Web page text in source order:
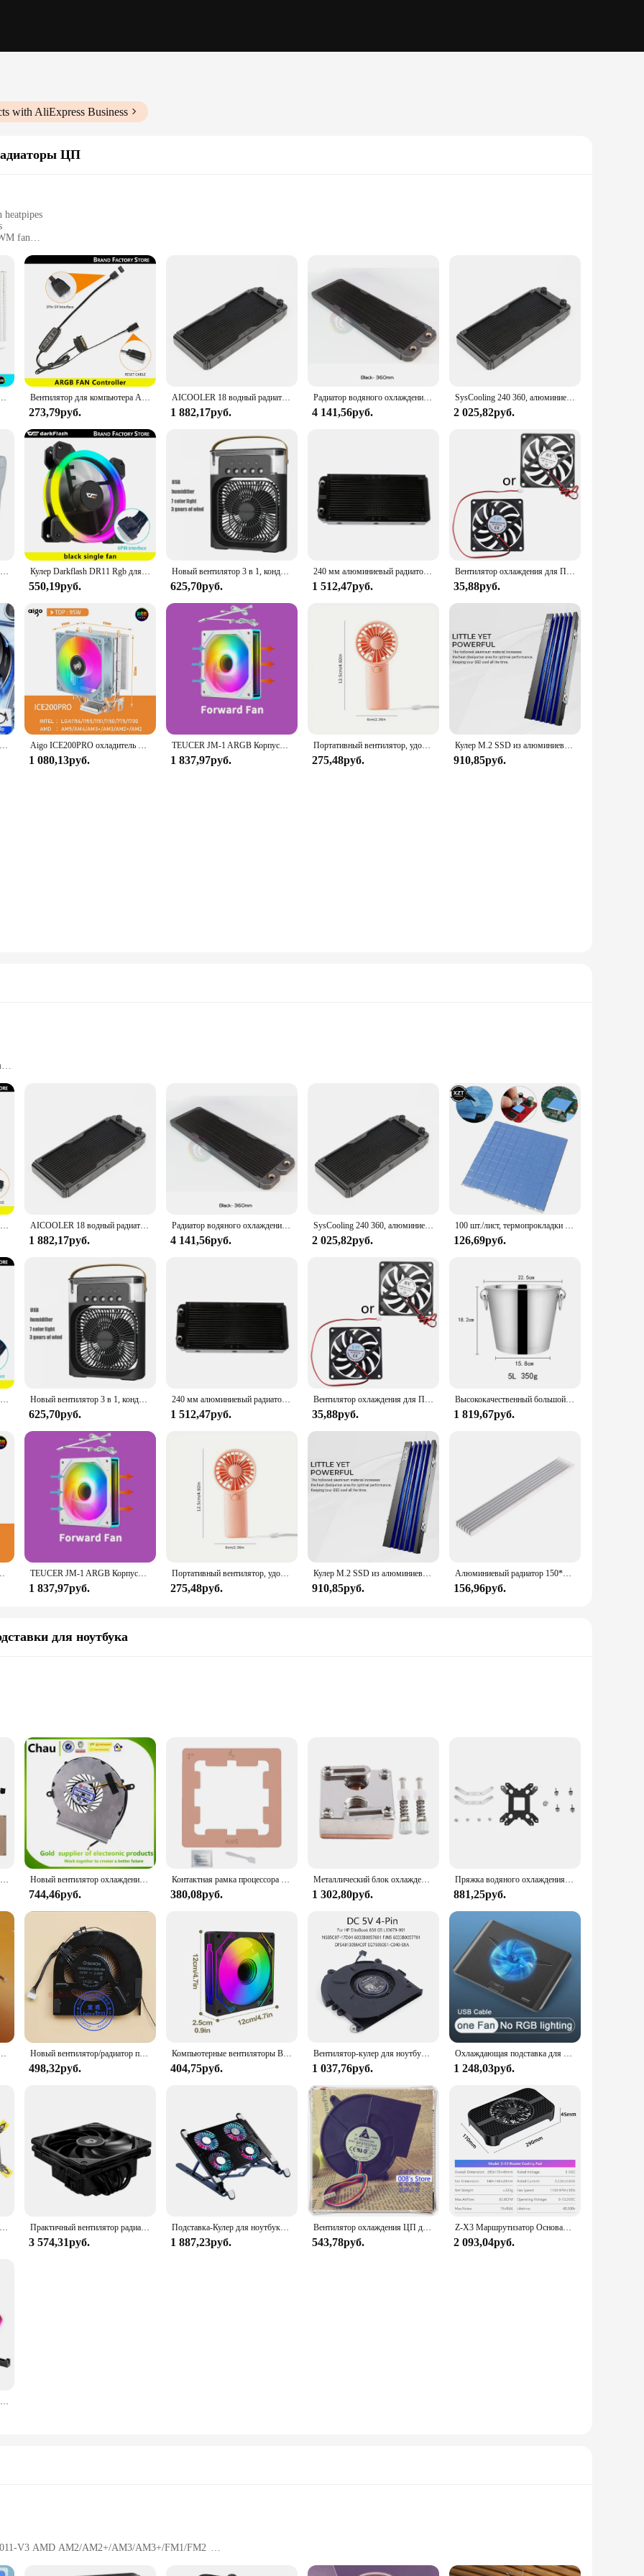
with AliExpress Business
ЦП
fan
unparalleled cooling performance for your high-performance CPUs. Its sleek, low-profile design ensures compatibility with a variety of
dissipation. The cooler's 92mm PWM fan operates at low noise levels, making it an ideal choice for quiet computing environments.
this cooler is designed to keep your CPU running cool and stable.
set of mounting brackets, making it easy to install on a wide range of CPU sockets. This versatility ensures that it can be used with
The cooler's lightweight design also contributes to its ease of installation, allowing you to upgrade your system without the need for
CPU Cooler is built to last. Its robust design withstands the rigors of heavy use, ensuring that your CPU remains protected from
heat transfer, preventing thermal throttling and prolonging the lifespan of your CPU. This cooler is not just about performance; it's
both personal and professional use.
4 контакта, 150 Вт, для Intel LGA 1150 1151 1155 1200 1366 X79 X99 AM3 AM4, вентилятор Вентилятор для компьютера Aigo Z12, 120 мм, Rgb, 4 контакта
273,79руб.
AICOOLER 18 водный радиатор водяного охлаждения 240 360 480 алюминиевый Водяной кулер охлаждение для радиатора теплообменника жидкостный охладитель
1 882,17руб.
Радиатор водяного охлаждения 360 дюйма, 20 мм, ультратонкий, из красной меди, 14 FPI, поддержка 120 мм, вентилятор охлаждения компьютера, лиловый кулер, черный/белый
4 141,56руб.
SysCooling 240 360, алюминиевый водяной охладитель для радиатора, жидкостный кулер, 18 водных путей, радиатор водяного охлаждения
2 025,82руб.
Срок службы 55 кварт, высокопроизводительный полиэтиленовый охладитель, фотосерый (90949) Кулер Darkflash DR11 Rgb для ПК, 120 мм, 6 контактов
550,19руб.
Новый вентилятор 3 в 1, кондиционер AIr, бытовой мини-охладитель воздуха, светодиодный ночник, портативный увлажнитель воздуха, вентилятор с регулировкой воздуха, офисный домашний вентилятор
625,70руб.
240 мм алюминиевый радиатор для компьютера охладитель воды 18 трубка ЦП теплообменник
1 512,47руб.
Вентилятор охлаждения для ПК, 12 В, 2 контакта, 80x80x10 мм
35,88руб.
Новинка 2024, полупроводниковый радиатор SL18, магнитный/Задний зажим, с RGB-подсветкой, для IOS, Android, PUBG, LOL, игровой охладитель Aigo ICE200PRO охладитель воздушного процессора 2 тепловых радиатора охлаждения 3PIN PWM вентилятор тихий вентилятор для Intel 115X 1200 1700 AM4 AM5 AMD
1 080,13руб.
TEUCER JM-1 ARGB Корпусный вентилятор Зеркальный цикл Световой эффект Водяное охлаждение 360 мм Кулер 800-2000 об/мин Вентилятор с ШИМ Вентилятор охлаждения ПК 120 мм
1 837,97руб.
Портативный вентилятор, удобный креативный Маленький Карманный ручной вентилятор, легкий Регулируемый милый ручной мини-вентилятор, Воздушные Охладители
275,48руб.
Кулер M.2 SSD из алюминиевого сплава, Твердотельный накопитель, Охлаждающий радиатор M.2 SSD для NVME M.2 2280 SSD
910,85руб.
CPUs
maintaining optimal performance in your computer system. With its high-quality aluminum construction, this cooler is built to last and
ensures that it fits snugly in most computer cases without obstructing other components. Its primary function is to dissipate heat
at peak performance.
Cooler is compatible with a wide range of Intel and AMD CPUs, making it a versatile choice for both personal and professional use.
allowing you to set up your cooling system with ease. The compact size of the cooler means that it won't take up excessive space
value both performance and space efficiency.
or a power user, the Cooler Master Hyper CPU Cooler is tailored to meet your needs. Its high-efficiency heat dissipation capabilities
to intensive video editing sessions. The durability of the cooler is evident in its robust construction, ensuring that it withstands the test of
As a wholesale product, it is an excellent choice for vendors and suppliers looking to provide reliable cooling solutions to their
Вентилятор для компьютера Aigo Z12, 120 мм, Rgb, 4 контакта AICOOLER 18 водный радиатор водяного охлаждения 240 360 480 алюминиевый Водяной кулер охлаждение для радиатора теплообменника жидкостный охладитель
1 882,17руб.
Радиатор водяного охлаждения 360 дюйма, 20 мм, ультратонкий, из красной меди, 14 FPI, поддержка 120 мм, вентилятор охлаждения компьютера, лиловый кулер, черный/белый
4 141,56руб.
SysCooling 240 360, алюминиевый водяной охладитель для радиатора, жидкостный кулер, 18 водных путей, радиатор водяного охлаждения
2 025,82руб.
100 шт./лист, термопрокладки для охлаждения кулера компьютера
126,69руб.
Кулер Darkflash DR11 Rgb для ПК, 120 мм, 6 контактов Новый вентилятор 3 в 1, кондиционер AIr, бытовой мини-охладитель воздуха, светодиодный ночник, портативный увлажнитель воздуха, вентилятор с регулировкой воздуха, офисный домашний вентилятор
625,70руб.
240 мм алюминиевый радиатор для компьютера охладитель воды 18 трубка ЦП теплообменник
1 512,47руб.
Вентилятор охлаждения для ПК, 12 В, 2 контакта, 80x80x10 мм
35,88руб.
Высококачественный большой ковш для льда из нержавеющей стали, охладитель для вина, пива, вина, охладитель для бутылок, охладитель для льда с головой оленя
1 819,67руб.
тихий вентилятор для Intel 115X 1200 1700 AM4 AM5 AMD TEUCER JM-1 ARGB Корпусный вентилятор Зеркальный цикл Световой эффект Водяное охлаждение 360 мм Кулер 800-2000 об/мин Вентилятор с ШИМ Вентилятор охлаждения ПК 120 мм
1 837,97руб.
Портативный вентилятор, удобный креативный Маленький Карманный ручной вентилятор, легкий Регулируемый милый ручной мини-вентилятор, Воздушные Охладители
275,48руб.
Кулер M.2 SSD из алюминиевого сплава, Твердотельный накопитель, Охлаждающий радиатор M.2 SSD для NVME M.2 2280 SSD
910,85руб.
Алюминиевый радиатор 150*20*6 мм, полоса охлаждения компьютера, электронный радиатор, кулер
156,96руб.
для ноутбука
for anyone looking to enhance the performance and longevity of their computer system. This cooler is designed to provide efficient
the most demanding tasks. The high-quality aluminum construction not only looks sleek but also contributes to the cooler's
who prioritize aesthetics without compromising on performance.
the Cooler Master Hyper CPU Cooler is engineered to deliver optimal cooling. The versatility of this cooler makes it a popular
to a wide range of CPUs. Its universal compatibility ensures that you can enjoy the benefits of efficient cooling without worrying about
parts and accessories, including a fan and mounting bracket, to facilitate a straightforward installation process. The user-friendly
cool and operates at peak performance. The sleek design of the cooler not only looks great but also contributes to the overall
gamer, a professional, or someone who values performance, this cooler is an essential addition to your system.
Кулер для видеокарты Leadtek GeForce RTX 3070 3080, 72 мм Новый вентилятор охлаждения ЦП для MSI GE72 GE62 PE60 PE70 GL62 GL72 GP62 2QE 6QG MS-1794 PAAD06015SL
744,46руб.
Контактная рамка процессора AM5, кулер процессора, защита термопасты ForAMD AM5 7950X 7900X, предотвращает силиконовые смазки OverFlow
380,08руб.
Металлический блок охлаждения центрального процессора с передним отверстием, прочный блок охлаждения для центрального процессора с южным мостом и Северным мостом
1 302,80руб.
Пряжка водяного охлаждения на задней панели ЦП 17XX для IntelLGA1700 AIO/SS2/AXP90 X Frame
881,25руб.
GE62VR GP62MVR GL62M, кулер вентилятора PAAD06015SL N285 N366 N371 Новый вентилятор/радиатор процессора для Lenovo ThinkPad T470 T480 01YR201 01YR202 EG50050S1-CA30-S9A 2,25 Вт дискретный графический радиатор
498,32руб.
Компьютерные вентиляторы Высокопроизводительный охлаждающий вентилятор Вентилятор процессора ARGB Корпусный вентилятор 4-контактный ШИМ Бесшумный компьютер для корпуса компьютера Жидкость
404,75руб.
Вентилятор-кулер для ноутбука, 5 В постоянного тока, 4 контакта, охлаждение процессора ноутбука, электрический вентилятор, аксессуары для HP Probook DELL Latitude HP EliteBook
1 037,76руб.
Охлаждающая подставка для ноутбука с RGB-подсветкой, 2 вентилятора, 3200 об/мин, бесшумная охлаждающая подставка для ноутбука 11-17 дюймов
1 248,03руб.
Кулеры с удерживающим кронштейном, комплект монтажных кронштейнов, кронштейн для вентилятора процессора, радиатор, крепление на заднюю панель радиатора Для LGA775 115X 1366 Практичный вентилятор радиатора, универсальные теплоотводы из алюминиевой трубки IS65XT Воздушные охладители ЦП для 1700 1851
3 574,31руб.
Подставка-Кулер для ноутбука 13-17,3 дюймов, 4 вентилятора
1 887,23руб.
Вентилятор охлаждения ЦП для DELL PE860 R200 BFB1012VH 9733 97*94*33 мм, 12 В, а
543,78руб.
Z-X3 Маршрутизатор Основание радиатора Оптическая телеприставка для кошек MINI Mac Studio Хост-кронштейн USB-интерфейс питания 14 см Вентилятор Настольный портативный крутой
2 093,04руб.
2022 Coolcold Кулер для ноутбука RGB Gaming Notebook Cool Stand Эргономика Пять вентиляторов 2 USB-порта с HD-дисплеем для 14-17 дюймов
V3 AMD AM2/AM2+/AM3/AM3+/FM1/FM2